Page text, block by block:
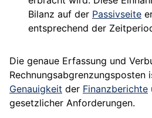
Bilanz auf der Passivseite
entsprechend der
Die genaue Erfassung und
Genauigkeit der Finanzberichte
gesetzlicher Anforderungen.